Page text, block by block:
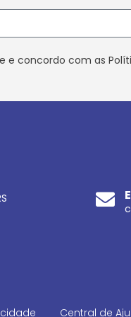
concordo com as
Central de